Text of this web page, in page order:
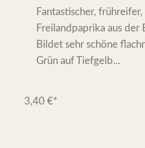
Fantastischer,
Freilandpaprika aus der
Bildet sehr schöne
Grün auf Tiefgelb...
3,40 €*